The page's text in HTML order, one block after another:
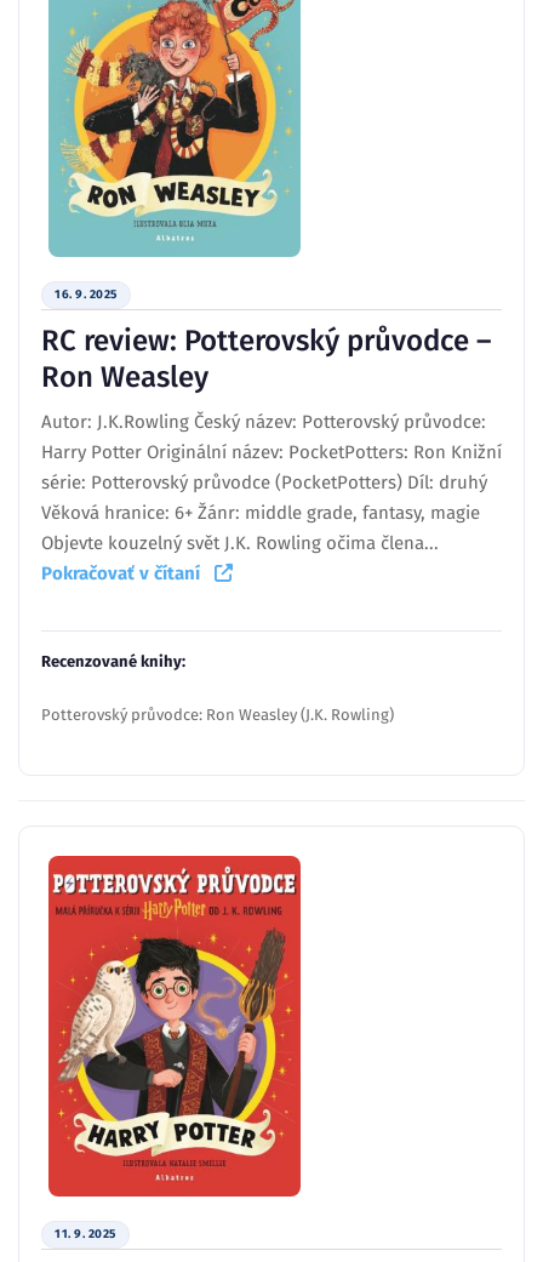
16. 9. 2025
RC review: Potterovský průvodce –
Ron Weasley
Autor: J.K.Rowling Český název: Potterovský průvodce:
Harry Potter Originální název: PocketPotters: Ron Knižní
série: Potterovský průvodce (PocketPotters) Díl: druhý
Věková hranice: 6+ Žánr: middle grade, fantasy, magie
Objevte kouzelný svět J.K. Rowling očima člena...
Pokračovať v čítaní
Recenzované knihy:
Potterovský průvodce: Ron Weasley (J.K. Rowling)
11. 9. 2025